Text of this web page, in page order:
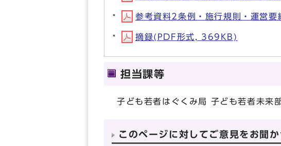
参考資料2条例・施行規則・運営
摘録(PDF形式, 369KB)
担当課等
子ども若者はぐくみ局 子ども若者未来
このページに対してご意見をお聞